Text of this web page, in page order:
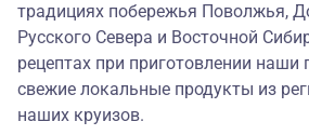
традициях побережья Поволжья,
Русского Севера и Восточной
рецептах при приготовлении наши
свежие локальные продукты из
наших круизов.